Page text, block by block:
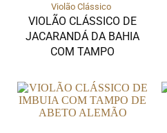
Violão Clássico
VIOLÃO CLÁSSICO DE
JACARANDÁ DA BAHIA
COM TAMPO